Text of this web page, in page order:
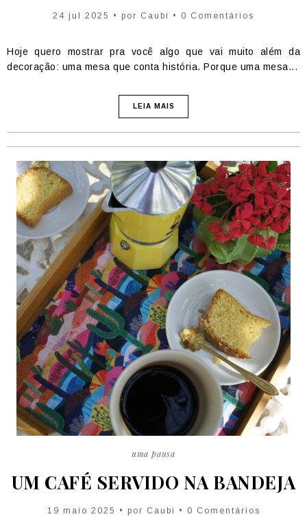
24 jul 2025 • por Caubi • 0 Comentários
Hoje quero mostrar pra você algo que vai muito além da
decoração: uma mesa que conta história. Porque uma mesa...
LEIA MAIS
uma pausa
UM CAFÉ SERVIDO NA BANDEJA
19 maio 2025 • por Caubi • 0 Comentários